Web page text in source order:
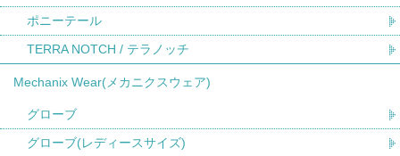
ポニーテール
TERRA NOTCH / テラノッチ
Mechanix Wear(メカニクスウェア)
グローブ
グローブ(レディースサイズ)